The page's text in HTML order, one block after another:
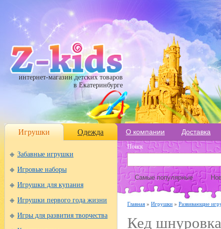
интернет-магазин детских товаров
в Екатеринбурге
Игрушки Одежда О компании Доставка
Забавные игрушки
Игровые наборы
Игрушки для купания
Игрушки первого года жизни
Игры для развития творчества
Поиск
Самые популярные
Главная » Игрушки » Развивающие
Кед